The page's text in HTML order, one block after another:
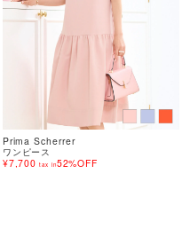
Prima Scherrer
ワンピース
¥7,700 tax in52%OFF